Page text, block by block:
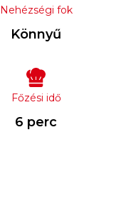
Nehézségi fok
Könnyű
Főzési idő
6 perc